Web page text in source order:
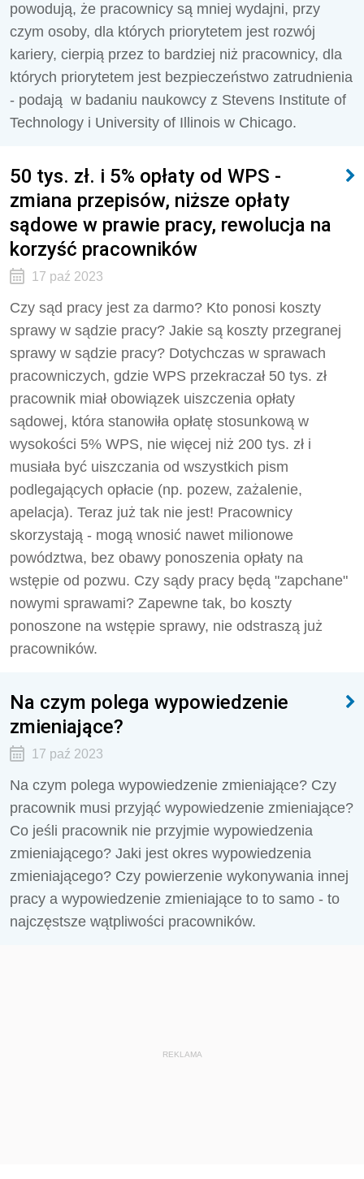
powodują, że pracownicy są mniej wydajni, przy
czym osoby, dla których priorytetem jest rozwój
kariery, cierpią przez to bardziej niż pracownicy, dla
których priorytetem jest bezpieczeństwo zatrudnienia
- podają w badaniu naukowcy z Stevens Institute of
Technology i University of Illinois w Chicago.
50 tys. zł. i 5% opłaty od WPS -
zmiana przepisów, niższe opłaty
sądowe w prawie pracy, rewolucja na
korzyść pracowników
17 paź 2023
Czy sąd pracy jest za darmo? Kto ponosi koszty
sprawy w sądzie pracy? Jakie są koszty przegranej
sprawy w sądzie pracy? Dotychczas w sprawach
pracowniczych, gdzie WPS przekraczał 50 tys. zł
pracownik miał obowiązek uiszczenia opłaty
sądowej, która stanowiła opłatę stosunkową w
wysokości 5% WPS, nie więcej niż 200 tys. zł i
musiała być uiszczania od wszystkich pism
podlegających opłacie (np. pozew, zażalenie,
apelacja). Teraz już tak nie jest! Pracownicy
skorzystają - mogą wnosić nawet milionowe
powództwa, bez obawy ponoszenia opłaty na
wstępie od pozwu. Czy sądy pracy będą "zapchane"
nowymi sprawami? Zapewne tak, bo koszty
ponoszone na wstępie sprawy, nie odstraszą już
pracowników.
Na czym polega wypowiedzenie
zmieniające?
17 paź 2023
Na czym polega wypowiedzenie zmieniające? Czy
pracownik musi przyjąć wypowiedzenie zmieniające?
Co jeśli pracownik nie przyjmie wypowiedzenia
zmieniającego? Jaki jest okres wypowiedzenia
zmieniającego? Czy powierzenie wykonywania innej
pracy a wypowiedzenie zmieniające to to samo - to
najczęstsze wątpliwości pracowników.
REKLAMA